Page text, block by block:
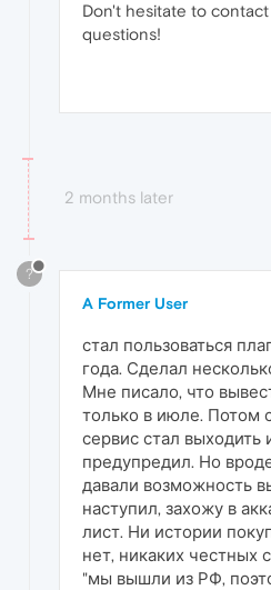
Don't hesitate to
questions!
2 months later
?
A Former User
стал пользоваться
года. Сделал
Мне писало, что
только в июле. Потом
сервис стал выходить
предупредил. Но
давали возможность
наступил, захожу в
лист. Ни истории
нет, никаких честных
"мы вышли из РФ,